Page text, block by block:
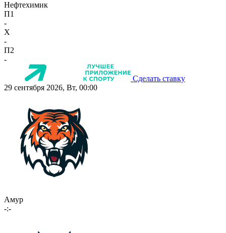
Нефтехимик
П1
-
X
-
П2
-
Сделать ставку
29 сентября 2026, Вт, 00:00
Амур
-:-